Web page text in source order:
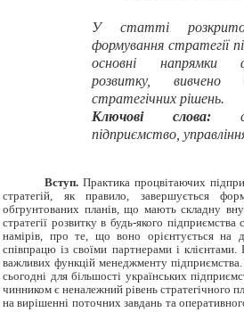
У статті
формування стратегії
основні напрямки
розвитку, вивчено
стратегічних рішень.
Ключові слова:
підприємство
Вступ. Практика процвітаючих
стратегій, як правило, завершується
обгрунтованих планів, що мають складну
стратегії розвитку в будь-якого підприємства
намірів, про те, що воно орієнтується на
співпрацю із своїми партнерами і клієнтами.
важливих функцій менеджменту підприємства.
сьогодні для більшості українських
чинником є неналежний рівень стратегічного
на вирішенні поточних завдань та